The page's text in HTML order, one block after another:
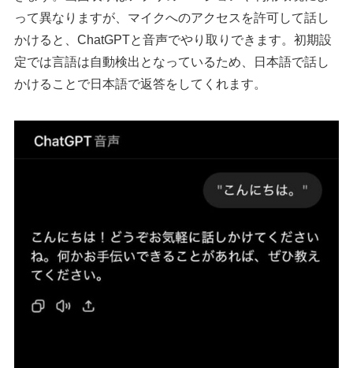
って異なりますが、マイクへのアクセスを許可して話し
かけると、ChatGPTと音声でやり取りできます。初期設
定では言語は自動検出となっているため、日本語で話し
かけることで日本語で返答をしてくれます。